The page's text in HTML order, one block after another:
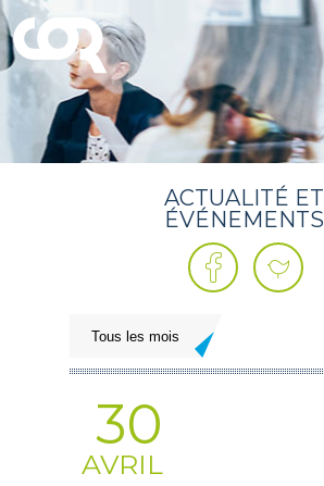
ACTUALITÉ ET
ÉVÉNEMENTS
30
AVRIL